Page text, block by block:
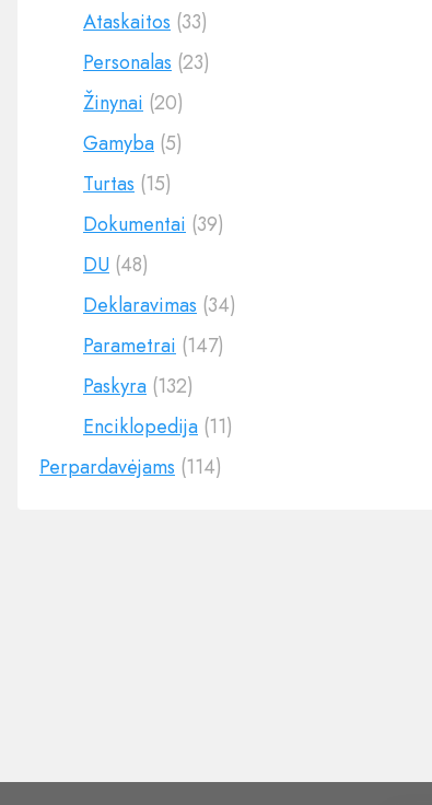
Ataskaitos (33)
Personalas (23)
Žinynai (20)
Gamyba (5)
Turtas (15)
Dokumentai (39)
DU (48)
Deklaravimas (34)
Parametrai (147)
Paskyra (132)
Enciklopedija (11)
Perpardavėjams (114)